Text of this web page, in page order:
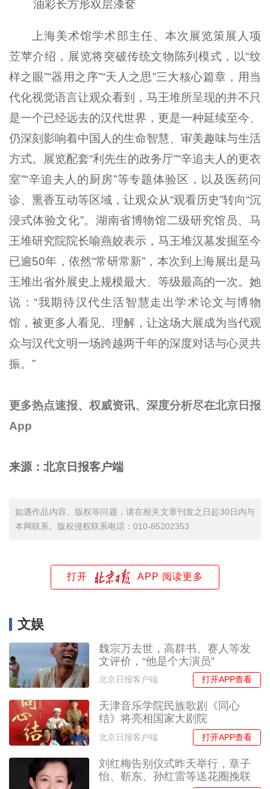
油彩长方形双层漆奁
上海美术馆学术部主任、本次展览策展人项
苙苹介绍，展览将突破传统文物陈列模式，以“纹
样之眼”“器用之序”“天人之思”三大核心篇章，用当
代化视觉语言让观众看到，马王堆所呈现的并不只
是一个已经远去的汉代世界，更是一种延续至今、
仍深刻影响着中国人的生命智慧、审美趣味与生活
方式。展览配套“利先生的政务厅”“辛追夫人的更衣
室”“辛追夫人的厨房”等专题体验区，以及医药问
诊、熏香互动等区域，让观众从“观看历史”转向“沉
浸式体验文化”。湖南省博物馆二级研究馆员、马
王堆研究院院长喻燕姣表示，马王堆汉墓发掘至今
已逾50年，依然“常研常新”，本次到上海展出是马
王堆出省外展史上规模最大、等级最高的一次。她
说：“我期待汉代生活智慧走出学术论文与博物
馆，被更多人看见、理解，让这场大展成为当代观
众与汉代文明一场跨越两千年的深度对话与心灵共
振。”
更多热点速报、权威资讯、深度分析尽在北京日报
App
来源：北京日报客户端
如遇作品内容、版权等问题，请在相关文章刊发之日起30日内与
本网联系。版权侵权联系电话：010-85202353
打开 APP 阅读更多
文娱
魏宗万去世，高群书、赛人等发
文评价，“他是个大演员”
北京日报客户端 打开APP查看
天津音乐学院民族歌剧《同心
结》将亮相国家大剧院
北京日报客户端 打开APP查看
刘红梅告别仪式昨天举行，章子
怡、靳东、孙红雷等送花圈挽联